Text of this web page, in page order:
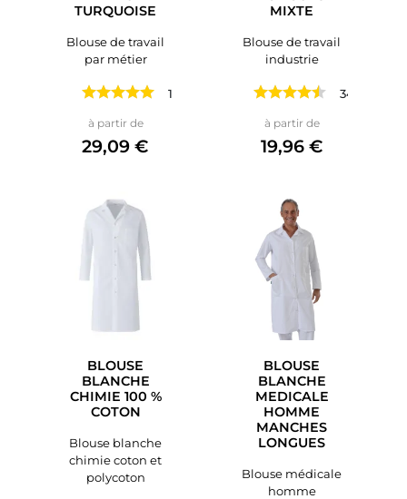
TURQUOISE
Blouse de travail
par métier
1 avis
à partir dePrix
29,09 €
MIXTE
Blouse de travail
industrie
34 avis
à partir dePrix
19,96 €
BLOUSE
BLANCHE
CHIMIE 100 %
COTON
Blouse blanche
chimie coton et
polycoton
BLOUSE
BLANCHE
MEDICALE
HOMME
MANCHES
LONGUES
Blouse médicale
homme